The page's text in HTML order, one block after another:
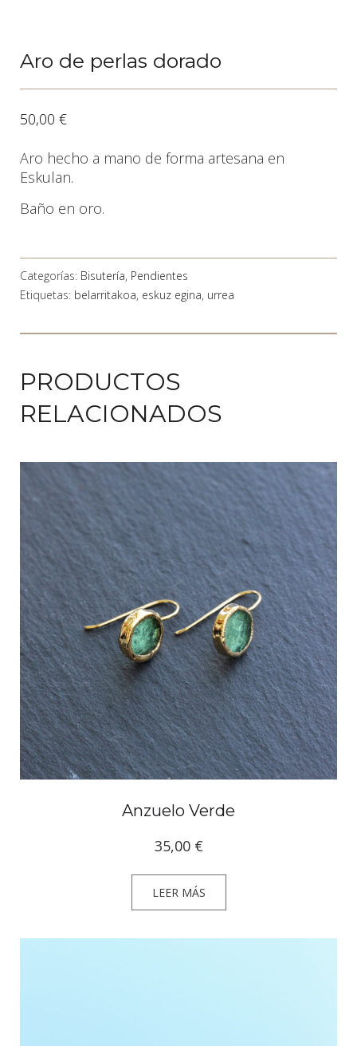
Aro de perlas dorado
50,00 €
Aro hecho a mano de forma artesana en
Eskulan.
Baño en oro.
Categorías: Bisutería, Pendientes
Etiquetas: belarritakoa, eskuz egina, urrea
PRODUCTOS
RELACIONADOS
Anzuelo Verde
35,00 €
LEER MÁS